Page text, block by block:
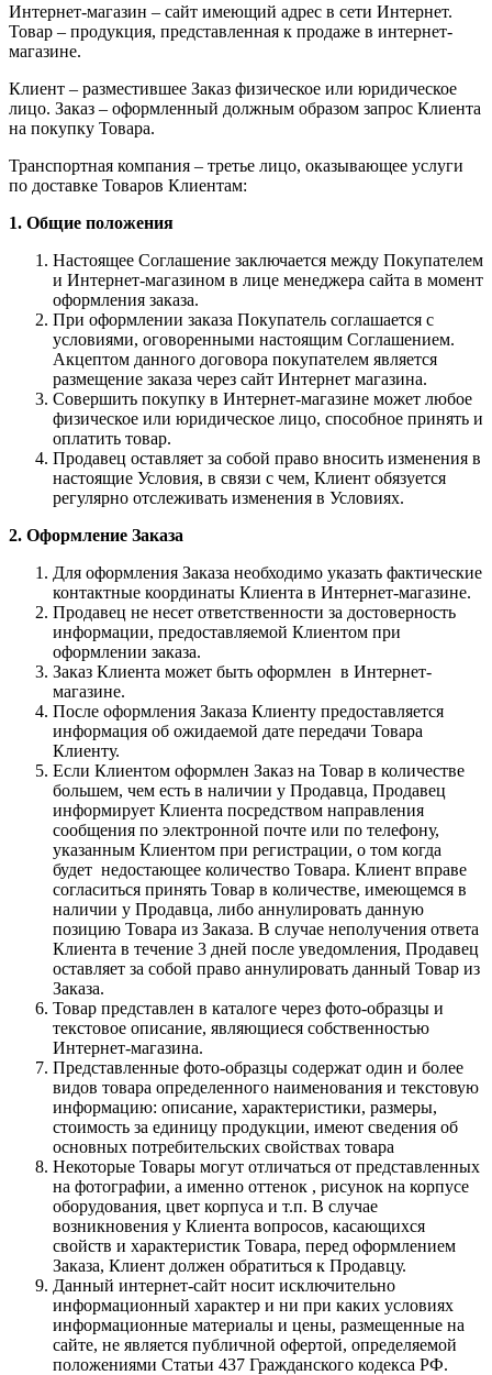
Интернет-магазин – сайт имеющий адрес в сети Интернет.
Товар – продукция, представленная к продаже в интернет-
магазине.
Клиент – разместившее Заказ физическое или юридическое
лицо. Заказ – оформленный должным образом запрос Клиента
на покупку Товара.
Транспортная компания – третье лицо, оказывающее услуги
по доставке Товаров Клиентам:
1. Общие положения
Настоящее Соглашение заключается между Покупателем
и Интернет-магазином в лице менеджера сайта в момент
оформления заказа.
При оформлении заказа Покупатель соглашается с
условиями, оговоренными настоящим Соглашением.
Акцептом данного договора покупателем является
размещение заказа через сайт Интернет магазина.
Совершить покупку в Интернет-магазине может любое
физическое или юридическое лицо, способное принять и
оплатить товар.
Продавец оставляет за собой право вносить изменения в
настоящие Условия, в связи с чем, Клиент обязуется
регулярно отслеживать изменения в Условиях.
2. Оформление Заказа
Для оформления Заказа необходимо указать фактические
контактные координаты Клиента в Интернет-магазине.
Продавец не несет ответственности за достоверность
информации, предоставляемой Клиентом при
оформлении заказа.
Заказ Клиента может быть оформлен в Интернет-
магазине.
После оформления Заказа Клиенту предоставляется
информация об ожидаемой дате передачи Товара
Клиенту.
Если Клиентом оформлен Заказ на Товар в количестве
большем, чем есть в наличии у Продавца, Продавец
информирует Клиента посредством направления
сообщения по электронной почте или по телефону,
указанным Клиентом при регистрации, о том когда
будет недостающее количество Товара. Клиент вправе
согласиться принять Товар в количестве, имеющемся в
наличии у Продавца, либо аннулировать данную
позицию Товара из Заказа. В случае неполучения ответа
Клиента в течение 3 дней после уведомления, Продавец
оставляет за собой право аннулировать данный Товар из
Заказа.
Товар представлен в каталоге через фото-образцы и
текстовое описание, являющиеся собственностью
Интернет-магазина.
Представленные фото-образцы содержат один и более
видов товара определенного наименования и текстовую
информацию: описание, характеристики, размеры,
стоимость за единицу продукции, имеют сведения об
основных потребительских свойствах товара
Некоторые Товары могут отличаться от представленных
на фотографии, а именно оттенок , рисунок на корпусе
оборудования, цвет корпуса и т.п. В случае
возникновения у Клиента вопросов, касающихся
свойств и характеристик Товара, перед оформлением
Заказа, Клиент должен обратиться к Продавцу.
Данный интернет-сайт носит исключительно
информационный характер и ни при каких условиях
информационные материалы и цены, размещенные на
сайте, не является публичной офертой, определяемой
положениями Статьи 437 Гражданского кодекса РФ.